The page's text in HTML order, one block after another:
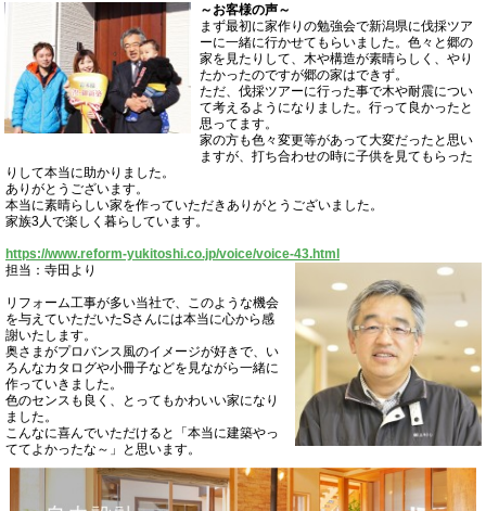
～お客様の声～
まず最初に家作りの勉強会で新潟県に伐採ツア
ーに一緒に行かせてもらいました。色々と郷の
家を見たりして、木や構造が素晴らしく、やり
たかったのですが郷の家はできず。
ただ、伐採ツアーに行った事で木や耐震につい
て考えるようになりました。行って良かったと
思ってます。
家の方も色々変更等があって大変だったと思い
ますが、打ち合わせの時に子供を見てもらった
りして本当に助かりました。
ありがとうございます。
本当に素晴らしい家を作っていただきありがとうございました。
家族3人で楽しく暮らしています。
https://www.reform-yukitoshi.co.jp/voice/voice-43.html
担当：寺田より
リフォーム工事が多い当社で、このような機会
を与えていただいたSさんには本当に心から感
謝いたします。
奥さまがプロバンス風のイメージが好きで、い
ろんなカタログや小冊子などを見ながら一緒に
作っていきました。
色のセンスも良く、とってもかわいい家になり
ました。
こんなに喜んでいただけると「本当に建築やっ
ててよかったな～」と思います。